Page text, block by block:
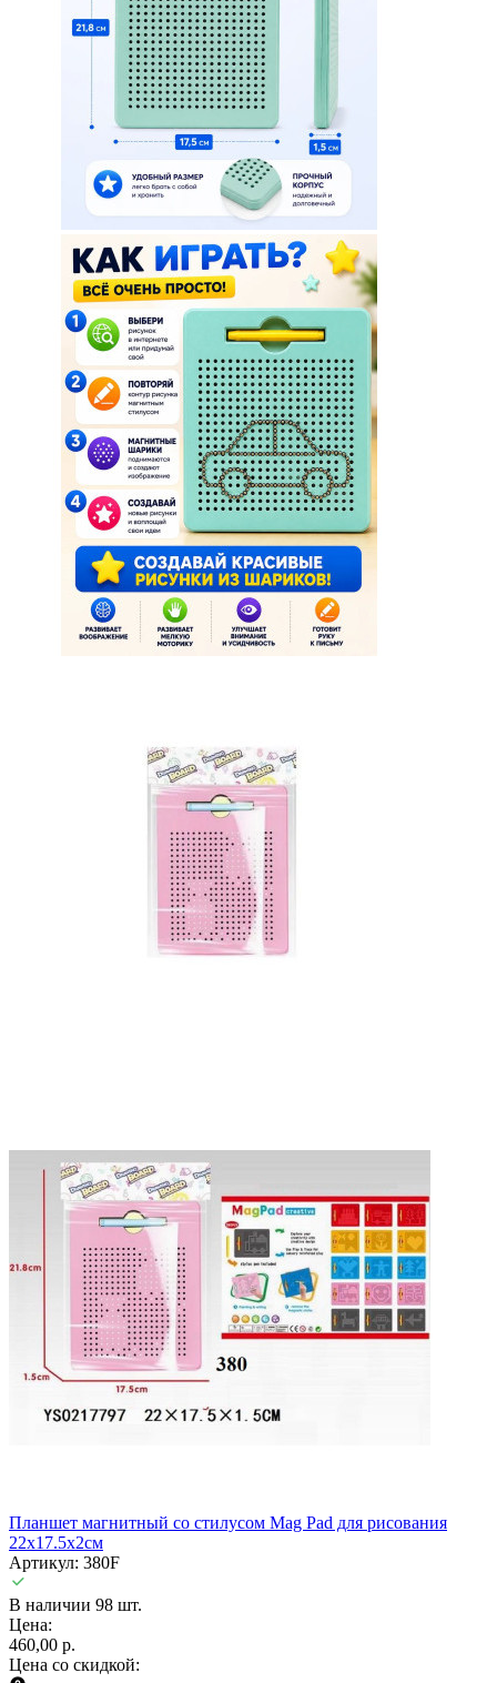
Планшет магнитный со стилусом Mag Pad для рисования
22х17.5х2см
Артикул: 380F
В наличии 98 шт.
Цена:
460,00 р.
Цена со скидкой: